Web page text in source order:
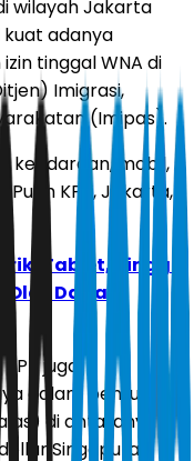
wilayah Jakarta
kuat adanya
tinggal WNA di
Imigrasi,
(Imipas).
kendaraan, mobil,
Putih KPK, Jakarta,
Tablet, hingga
Dadan
juga
dalam bentuk
di antaranya
Singapura